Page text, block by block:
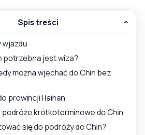
Spis treści
wjazdu
potrzebna jest wiza?
można wjechać do Chin bez
prowincji Hainan
krótkoterminowe do Chin
się do podróży do Chin?